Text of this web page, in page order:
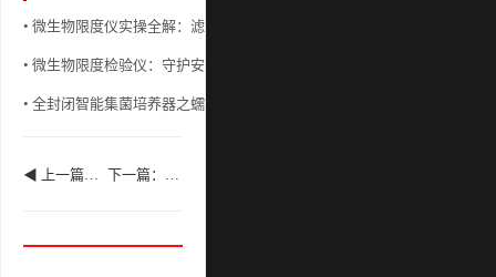
• 微生物限度仪实操全解：滤膜选择、操作流程与结果准确性控制
• 微生物限度检验仪：守护安全的实验室“健康哨兵”
• 全封闭智能集菌培养器之蠕动泵原理分析
◀ 上一篇：微生物实验室核心实验操作 下一篇：微生物检测实验室前处理与浓缩技术应用 ▶